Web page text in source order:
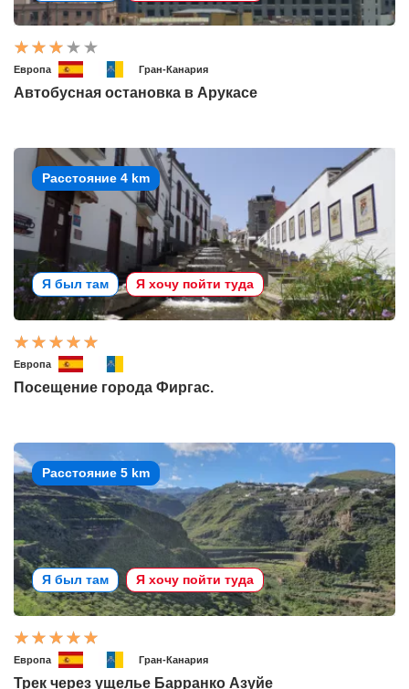
Европа Гран-Канария
Автобусная остановка в Арукасе
Расстояние 4 km
Я был там Я хочу пойти туда
Европа
Посещение города Фиргас.
Расстояние 5 km
Я был там Я хочу пойти туда
Европа Гран-Канария
Трек через ущелье Барранко Азуйе